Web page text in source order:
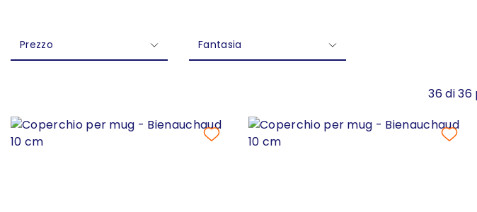
Prezzo Fantasia
36 di